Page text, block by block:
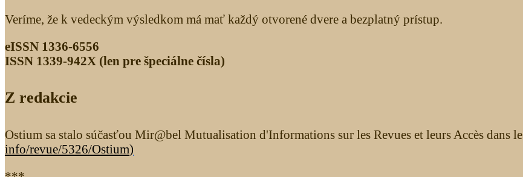
Veríme, že k vedeckým výsledkom má mať každý otvorené dvere a bezplatný prístup.
eISSN 1336-6556
ISSN 1339­-942X (len pre špeciálne čísla)
Z redakcie
Ostium sa stalo súčasťou Mir@bel Mutualisation d'Informations sur les Revues et leurs Accès dans
info/revue/5326/Ostium)